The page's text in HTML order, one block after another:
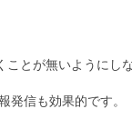
とが無いようにし
信も効果的です。